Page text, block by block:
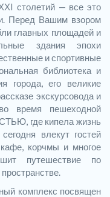
столетий — все это
Перед Вашим взором
главных площадей и
здания эпохи
и спортивные
библиотека и
города, его великие
экскурсовода и
время пешеходной
где кипела жизнь
влекут гостей
корчмы и многое
путешествие по
комплекс посвящен